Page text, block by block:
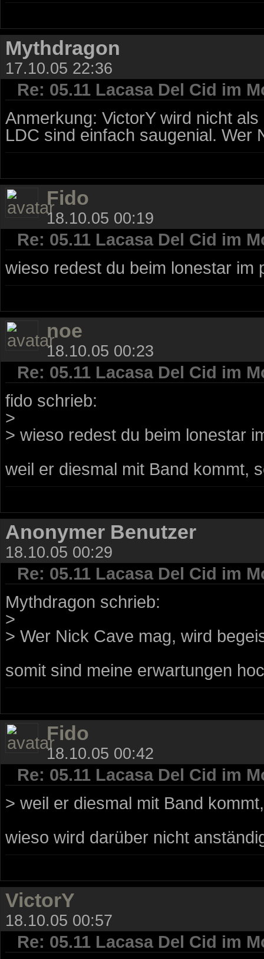
Mythdragon
17.10.05 22:36
Re: 05.11 Lacasa Del Cid im
Anmerkung: VictorY wird nicht
LDC sind einfach saugenial. Wer
Fido
18.10.05 00:19
Re: 05.11 Lacasa Del Cid im
wieso redest du beim lonestar im
noe
18.10.05 00:23
Re: 05.11 Lacasa Del Cid im
fido schrieb:
>
> wieso redest du beim lonestar
weil er diesmal mit Band kommt,
Anonymer Benutzer
18.10.05 00:29
Re: 05.11 Lacasa Del Cid im
Mythdragon schrieb:
>
> Wer Nick Cave mag, wird
somit sind meine erwartungen
Fido
18.10.05 00:42
Re: 05.11 Lacasa Del Cid im
> weil er diesmal mit Band
wieso wird darüber nicht
VictorY
18.10.05 00:57
Re: 05.11 Lacasa Del Cid im